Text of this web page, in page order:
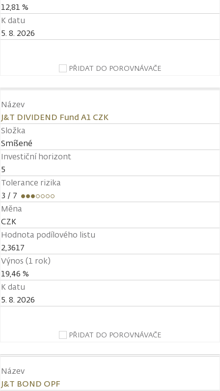
12,81 %
K datu
5. 8. 2026
PŘIDAT DO POROVNÁVAČE
Název
J&T DIVIDEND Fund A1 CZK
Složka
Smíšené
Investiční horizont
5
Tolerance rizika
3 / 7
Měna
CZK
Hodnota podílového listu
2,3617
Výnos (1 rok)
19,46 %
K datu
5. 8. 2026
PŘIDAT DO POROVNÁVAČE
Název
J&T BOND OPF